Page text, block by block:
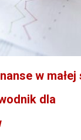
w małej
dla